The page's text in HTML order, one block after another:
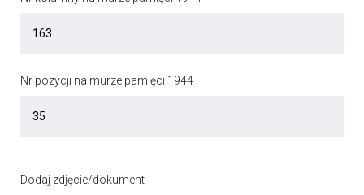
Nr pozycji na murze pamięci 1944
Dodaj zdjęcie/dokument